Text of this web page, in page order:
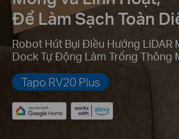
Để Làm Sạch Toàn
Robot Hút Bụi Điều Hướng LiDAR
Dock Tự Động Làm Trống Thông
Tapo RV20 Plus